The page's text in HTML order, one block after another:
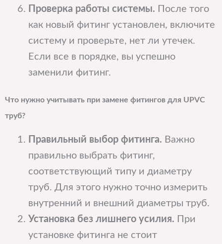
Проверка работы системы. После того
как новый фитинг установлен, включите
систему и проверьте, нет ли утечек.
Если все в порядке, вы успешно
заменили фитинг.
Что нужно учитывать при замене фитингов для UPVC
труб?
Правильный выбор фитинга. Важно
правильно выбрать фитинг,
соответствующий типу и диаметру
труб. Для этого нужно точно измерить
внутренний и внешний диаметры труб.
Установка без лишнего усилия. При
установке фитинга не стоит